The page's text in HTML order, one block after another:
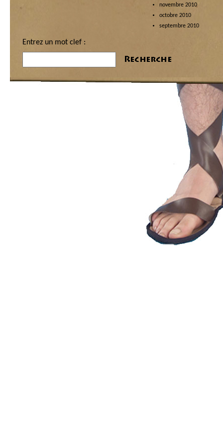
novembre 2010
octobre 2010
septembre 2010
Entrez un mot clef :